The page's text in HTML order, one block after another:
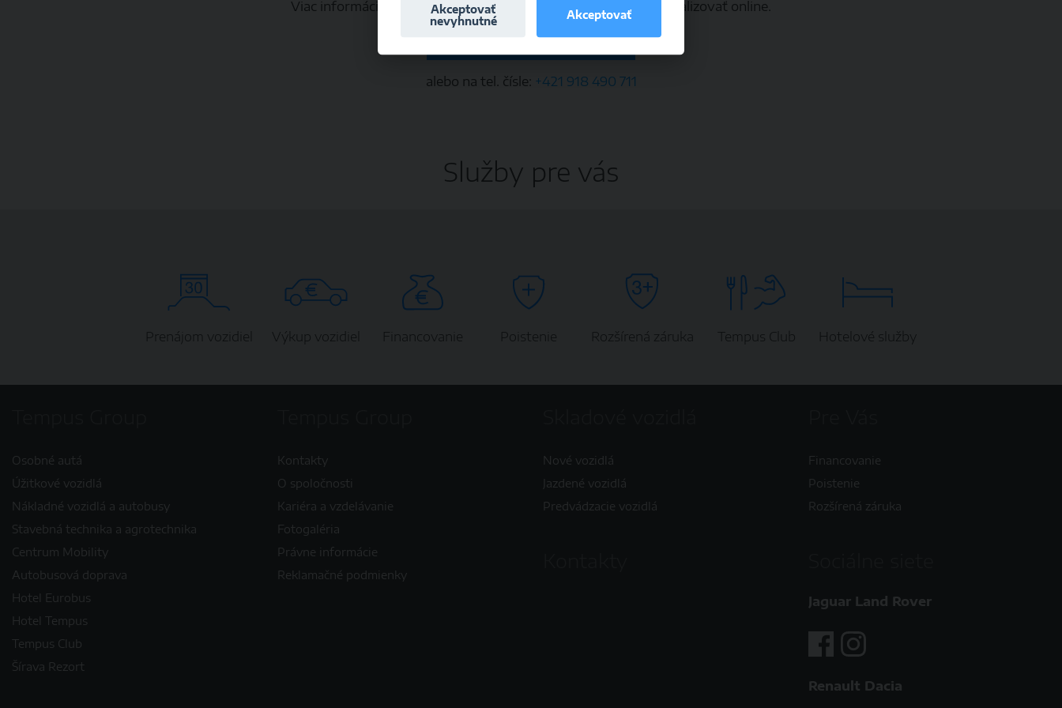
Viac informácií alebo objednanie sa na výmenu kolies môžete realizovať online.
alebo na tel. čísle: +421 918 490 711
Služby pre vás
Prenájom vozidiel Výkup vozidiel Financovanie Poistenie Rozšírená záruka Tempus Club Hotelové služby
Osobné autá
Úžitkové vozidlá
Nákladné vozidlá a autobusy
Stavebná technika a agrotechnika
Centrum Mobility
Autobusová doprava
Hotel Eurobus
Hotel Tempus
Tempus Club
Šírava Rezort
Kontakty
O spoločnosti
Kariéra a vzdelávanie
Fotogaléria
Právne informácie
Reklamačné podmienky
Nové vozidlá
Jazdené vozidlá
Predvádzacie vozidlá
Financovanie
Poistenie
Rozšírená záruka
Jaguar Land Rover
Renault Dacia
Akceptovať
nevyhnutné
Akceptovať